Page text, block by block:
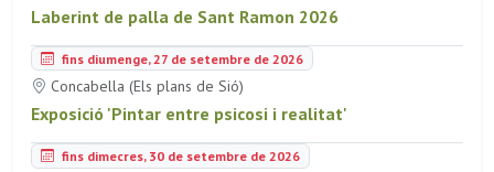
Laberint de palla de Sant Ramon 2026
fins diumenge, 27 de setembre de 2026
Concabella (Els plans de Sió)
Exposició 'Pintar entre psicosi i realitat'
fins dimecres, 30 de setembre de 2026